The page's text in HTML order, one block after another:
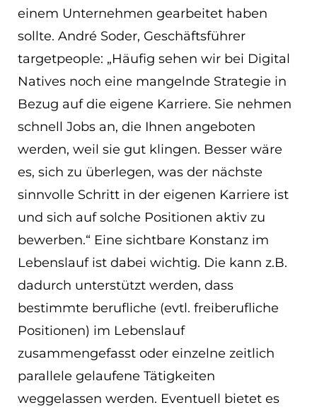
einem Unternehmen gearbeitet haben
sollte. André Soder, Geschäftsführer
targetpeople: „Häufig sehen wir bei Digital
Natives noch eine mangelnde Strategie in
Bezug auf die eigene Karriere. Sie nehmen
schnell Jobs an, die Ihnen angeboten
werden, weil sie gut klingen. Besser wäre
es, sich zu überlegen, was der nächste
sinnvolle Schritt in der eigenen Karriere ist
und sich auf solche Positionen aktiv zu
bewerben.“ Eine sichtbare Konstanz im
Lebenslauf ist dabei wichtig. Die kann z.B.
dadurch unterstützt werden, dass
bestimmte berufliche (evtl. freiberufliche
Positionen) im Lebenslauf
zusammengefasst oder einzelne zeitlich
parallele gelaufene Tätigkeiten
weggelassen werden. Eventuell bietet es